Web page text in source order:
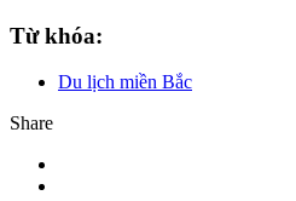
Từ khóa:
Du lịch miền Bắc
Share